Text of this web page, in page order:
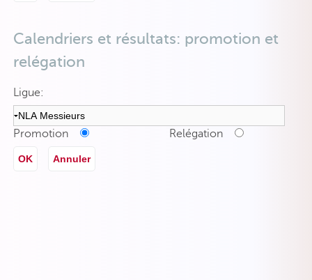
Calendriers et résultats: promotion et
relégation
Ligue:
Promotion Relégation
OK Annuler